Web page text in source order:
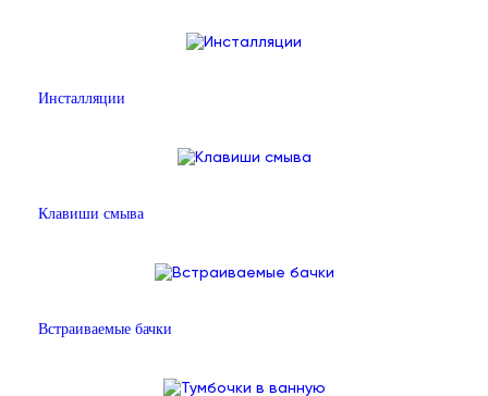
Инсталляции
Клавиши смыва
Встраиваемые бачки